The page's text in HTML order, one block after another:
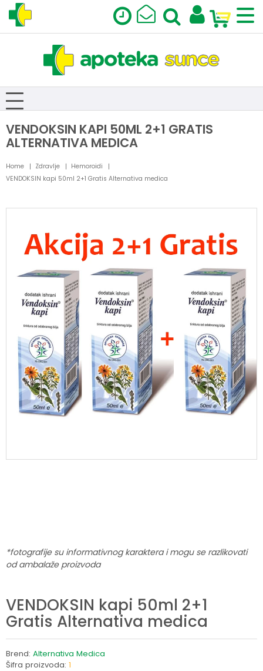
VENDOKSIN KAPI 50ML 2+1 GRATIS
ALTERNATIVA MEDICA
Home Zdravlje
Hemoroidi
VENDOKSIN kapi 50ml 2+1 Gratis Alternativa medica
*fotografije su informativnog karaktera i mogu se razlikovati
od ambalaže proizvoda
VENDOKSIN kapi 50ml 2+1
Gratis Alternativa medica
Brend: Alternativa Medica
Šifra proizvoda: 1